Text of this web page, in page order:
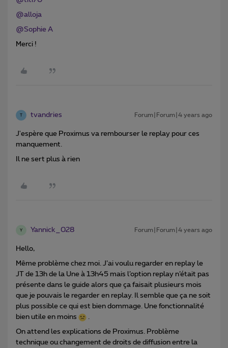
@alloja
@Sophie A
Merci !
tvandries Forum|Forum|4 years ago
J'espère que Proximus va rembourser le replay pour ces
manquement.
Il ne sert plus à rien
Y Yannick_028 Forum|Forum|4 years ago
Hello,
Même problème chez moi. J’ai voulu regarder en replay le
JT de 13h de la Une à 13h45 mais l’option replay n’était pas
présente dans le guide alors que ça faisait plusieurs mois
que je pouvais le regarder en replay. Il semble que ça ne soit
plus possible ce qui est bien dommage. Une fonctionnalité
bien utile en moins
.
On attend les explications de Proximus. Problème
technique ou changement de droits de diffusion entre la